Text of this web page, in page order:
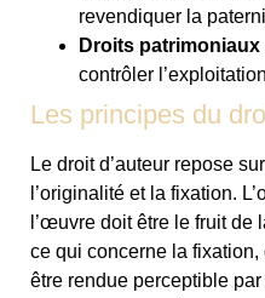
revendiquer la
Droits patrimoniaux
contrôler
Les principes du
Le droit d’auteur repose
l’originalité et la fixation.
l’œuvre doit être le fruit de
ce qui concerne la
être rendue perceptible